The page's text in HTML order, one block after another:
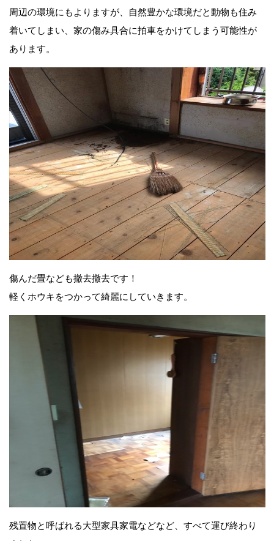
周辺の環境にもよりますが、自然豊かな環境だと動物も住み
着いてしまい、家の傷み具合に拍車をかけてしまう可能性が
あります。
傷んだ畳なども撤去撤去です！
軽くホウキをつかって綺麗にしていきます。
残置物と呼ばれる大型家具家電などなど、すべて運び終わり